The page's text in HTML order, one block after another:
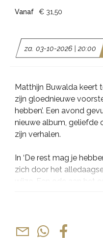
Matthijn Buwalda keert
zijn gloednieuwe
hebben’. Een avond
nieuwe album, geliefde
zijn verhalen.
In ‘De rest mag je
zich door het
wijze. Een ode aan het
waar het echt om
pretentieloos en, nog
za. 03-10-2026 | 20:00
Vanaf € 31,50